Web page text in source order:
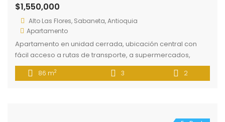
$1,550,000
Alto Las Flores, Sabaneta, Antioquia
Apartamento
Apartamento en unidad cerrada, ubicación central con
fácil acceso a rutas de transporte, a supermercados,
colegios y plaza principal del municipio de Sabaneta. El
inmueble consta de tres alcobas, dos baños, sala
86 m2 3 2